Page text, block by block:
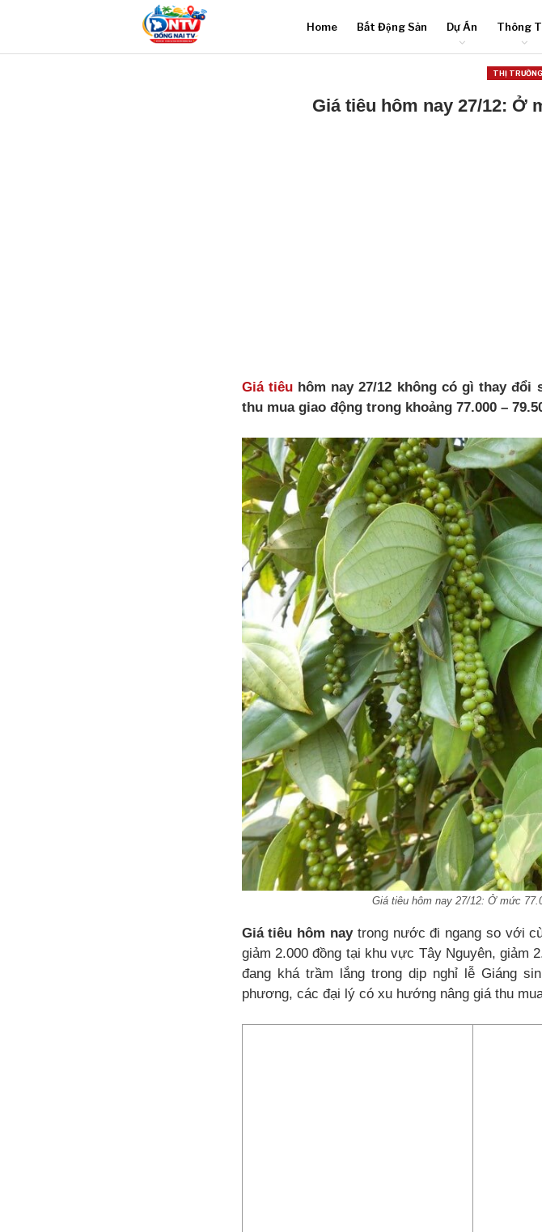
Home Bất Động Sản Dự Án Thông
THỊ TRƯỜNG
Giá tiêu hôm nay 27/12: Ở
Giá tiêuhôm nay 27/12 không có gì thay
thu mua giao động trong khoảng 77.000 –
Giá tiêu hôm nay 27/12: Ở mức
Giá tiêu hôm naytrong nước đi ngang so với
giảm 2.000 đồng tại khu vực Tây Nguyên, giảm
đang khá trầm lắng trong dịp nghỉ lễ Giáng
phương, các đại lý có xu hướng nâng giá thu